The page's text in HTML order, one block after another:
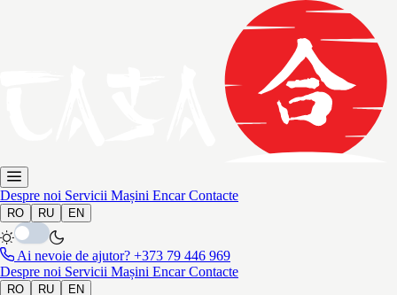
Despre noi Servicii Mașini EncarContacte
RO RU EN
Ai nevoie de ajutor? +373 79 446 969
Despre noi Servicii Mașini EncarContacte
RO RU EN